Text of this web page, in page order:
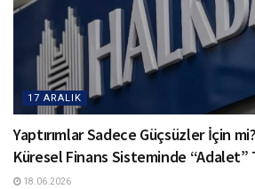
17 ARALIK
Yaptırımlar Sadece Güçsüzler İçin
Küresel Finans Sisteminde “Adalet”
18.06.2026